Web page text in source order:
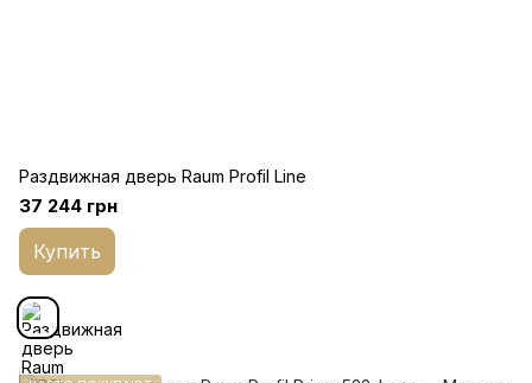
Раздвижная дверь Raum Profil Line
37 244 грн
Купить